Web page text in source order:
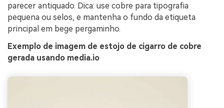
parecer antiquado. Dica: use cobre para tipografia
pequena ou selos, e mantenha o fundo da etiqueta
principal em bege pergaminho.
Exemplo de imagem de estojo de cigarro de cobre
gerada usando media.io